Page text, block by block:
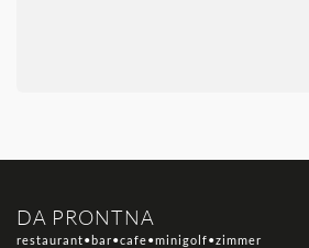
DA PRONTNA
restaurant•bar•cafe•minigolf•zimmer